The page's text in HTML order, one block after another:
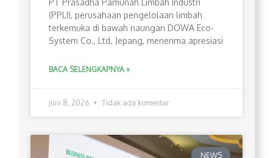
PT Prasadha Pamunah Limbah Industri
(PPLI), perusahaan pengelolaan limbah
terkemuka di bawah naungan DOWA Eco-
System Co., Ltd. Jepang, menerima apresiasi
BACA SELENGKAPNYA »
Juni 8, 2026 Tidak ada komentar
NEWS